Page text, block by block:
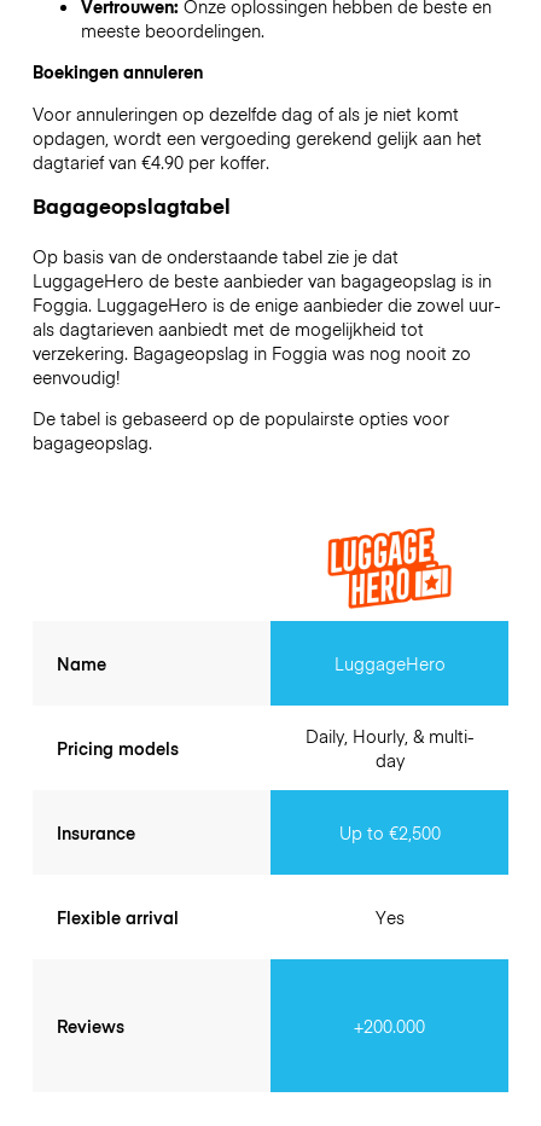
Vertrouwen: Onze oplossingen hebben de beste en
meeste beoordelingen.
Boekingen annuleren
Voor annuleringen op dezelfde dag of als je niet komt
opdagen, wordt een vergoeding gerekend gelijk aan het
dagtarief van €4.90 per koffer.
Bagageopslagtabel
Op basis van de onderstaande tabel zie je dat
LuggageHero de beste aanbieder van bagageopslag is in
Foggia. LuggageHero is de enige aanbieder die zowel uur-
als dagtarieven aanbiedt met de mogelijkheid tot
verzekering. Bagageopslag in Foggia was nog nooit zo
eenvoudig!
De tabel is gebaseerd op de populairste opties voor
bagageopslag.
Name
Pricing models
Insurance
Flexible arrival
Reviews
LuggageHero
Daily, Hourly, & multi-
day
Up to €2,500
Yes
+200.000